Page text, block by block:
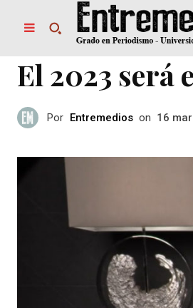
El 2023 será
Por Entremedios on 16